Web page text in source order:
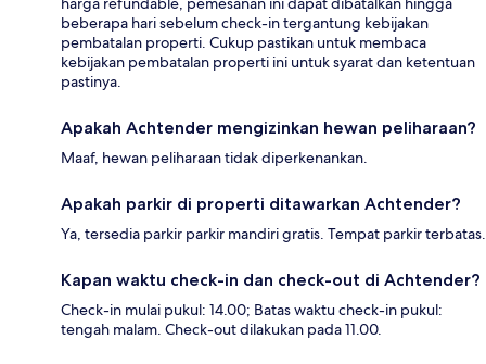
beberapa hari sebelum check-in tergantung kebijakan
pembatalan properti. Cukup pastikan untuk membaca
kebijakan pembatalan properti ini untuk syarat dan ketentuan
pastinya.
Apakah Achtender mengizinkan hewan peliharaan?
Maaf, hewan peliharaan tidak diperkenankan.
Apakah parkir di properti ditawarkan Achtender?
Ya, tersedia parkir parkir mandiri gratis. Tempat parkir terbatas.
Kapan waktu check-in dan check-out di Achtender?
Check-in mulai pukul: 14.00; Batas waktu check-in pukul:
tengah malam. Check-out dilakukan pada 11.00.